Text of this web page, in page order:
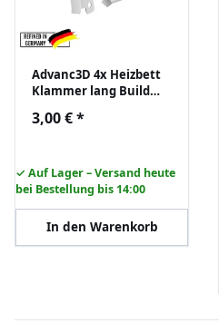
Advanc3D 4x Heizbett
Klammer lang Build
Retainer Back für
3,00 €*
✓ Auf Lager – Versand heute
bei Bestellung bis 14:00
In den Warenkorb